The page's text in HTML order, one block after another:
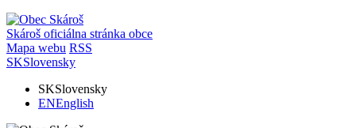
Skároš oficiálna stránka obce
Mapa webu RSS
SKSlovensky
SKSlovensky
ENEnglish